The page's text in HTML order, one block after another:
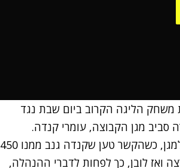
משחק הליגה הקרוב ביום שבת נגד
סביב מגן הקבוצה, עומרי קנדה.
כזכור, הכל התחיל בעימות בסקוטלנד בין שי אבוטבול למגן, כשהקשר טען שקנדה גנב ממנו 450
ואז לובן, כך לפחות לדברי ההנהלה,